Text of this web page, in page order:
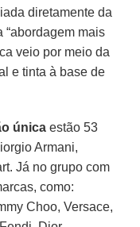
diretamente da
“abordagem mais
veio por meio da
e tinta à base de
única estão 53
Armani,
Já no grupo com
como:
Choo, Versace,